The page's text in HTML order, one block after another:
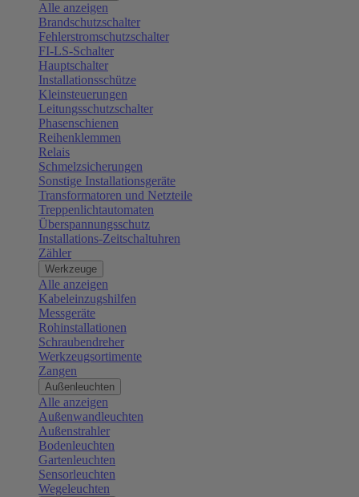
Alle anzeigen
Brandschutzschalter
Fehlerstromschutzschalter
FI-LS-Schalter
Hauptschalter
Installationsschütze
Kleinsteuerungen
Leitungsschutzschalter
Phasenschienen
Reihenklemmen
Relais
Schmelzsicherungen
Sonstige Installationsgeräte
Transformatoren und Netzteile
Treppenlichtautomaten
Überspannungsschutz
Installations-Zeitschaltuhren
Zähler
Werkzeuge
Alle anzeigen
Kabeleinzugshilfen
Messgeräte
Rohinstallationen
Schraubendreher
Werkzeugsortimente
Zangen
Außenleuchten
Alle anzeigen
Außenwandleuchten
Außenstrahler
Bodenleuchten
Gartenleuchten
Sensorleuchten
Wegeleuchten